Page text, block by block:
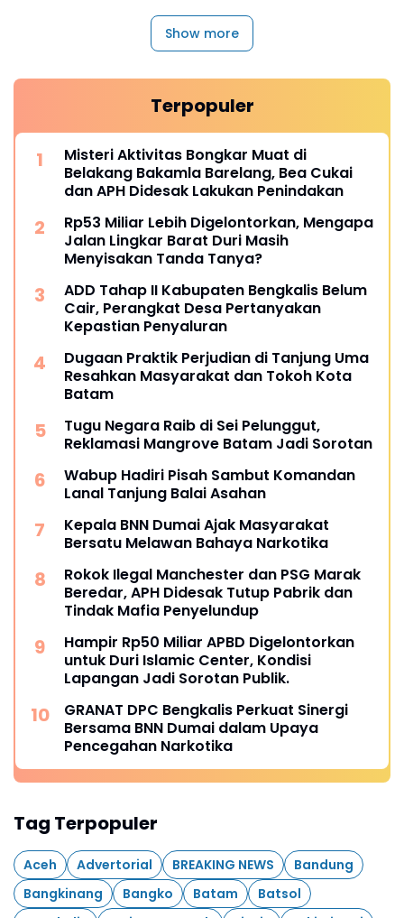
Show more
Terpopuler
Misteri Aktivitas Bongkar Muat di
Belakang Bakamla Barelang, Bea Cukai
dan APH Didesak Lakukan Penindakan
Rp53 Miliar Lebih Digelontorkan, Mengapa
Jalan Lingkar Barat Duri Masih
Menyisakan Tanda Tanya?
ADD Tahap II Kabupaten Bengkalis Belum
Cair, Perangkat Desa Pertanyakan
Kepastian Penyaluran
Dugaan Praktik Perjudian di Tanjung Uma
Resahkan Masyarakat dan Tokoh Kota
Batam
Tugu Negara Raib di Sei Pelunggut,
Reklamasi Mangrove Batam Jadi Sorotan
Wabup Hadiri Pisah Sambut Komandan
Lanal Tanjung Balai Asahan
Kepala BNN Dumai Ajak Masyarakat
Bersatu Melawan Bahaya Narkotika
Rokok Ilegal Manchester dan PSG Marak
Beredar, APH Didesak Tutup Pabrik dan
Tindak Mafia Penyelundup
Hampir Rp50 Miliar APBD Digelontorkan
untuk Duri Islamic Center, Kondisi
Lapangan Jadi Sorotan Publik.
GRANAT DPC Bengkalis Perkuat Sinergi
Bersama BNN Dumai dalam Upaya
Pencegahan Narkotika
Tag Terpopuler
Aceh Advertorial BREAKING NEWS
Bandung
Bangkinang
Bangko Batam
Batsol